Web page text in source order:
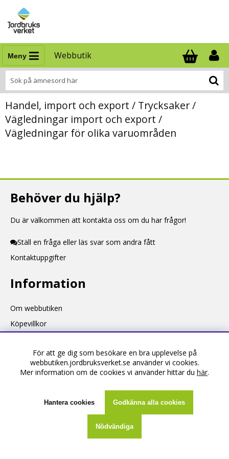
Meny Webbutik
Antal i
.
Handel, import och export / Trycksaker /
Vägledningar import och export /
Vägledningar för olika varuområden
Behöver du hjälp?
Du är välkommen att kontakta oss om du har frågor!
Ställ en fråga eller läs svar som andra fått
Kontaktuppgifter
Information
Om webbutiken
Köpevillkor
Skapa kontoFör att ge dig som besökare en bra upplevelse på
webbutiken.jordbruksverket.se använder vi cookies.
Mer information om de cookies vi använder hittar du här.
Hantera cookies Godkänna alla cookies
Nödvändiga